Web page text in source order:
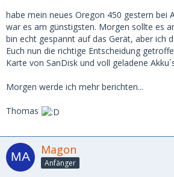
habe mein neues Oregon 450 gestern bei
war es am günstigsten. Morgen sollte es
bin echt gespannt auf das Gerät, aber ich
Euch nun die richtige Entscheidung
Karte von SanDisk und voll geladene
Morgen werde ich mehr berichten...
Thomas
Magon
Anfänger